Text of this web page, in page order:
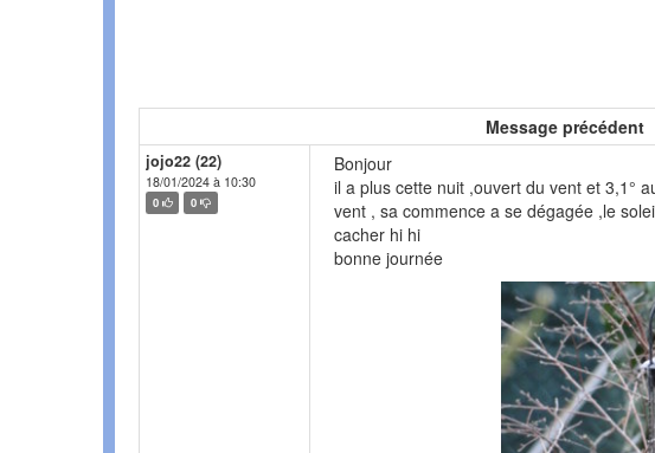
Message précédent
jojo22 (22)
18/01/2024 à 10:30
0 0
Bonjour
il a plus cette nuit ,ouvert du vent et 3,1°
vent , sa commence a se dégagée ,le
cacher hi hi
bonne journée